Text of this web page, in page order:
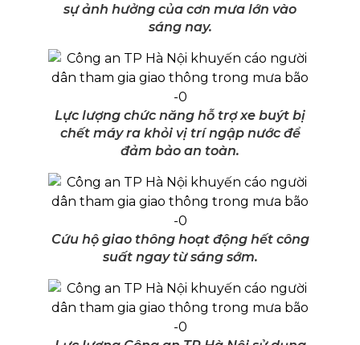
sự ảnh hưởng của cơn mưa lớn vào
sáng nay.
Lực lượng chức năng hỗ trợ xe buýt bị
chết máy ra khỏi vị trí ngập nước để
đảm bảo an toàn.
Cứu hộ giao thông hoạt động hết công
suất ngay từ sáng sớm.